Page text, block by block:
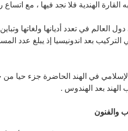
القارة الهندية فلا نجد فيها ، مع
دول العالم في تعدد أديانها ولغاتها
في الهند الحاضرة جزء حيا من
بعد الهندوس .
والفنون